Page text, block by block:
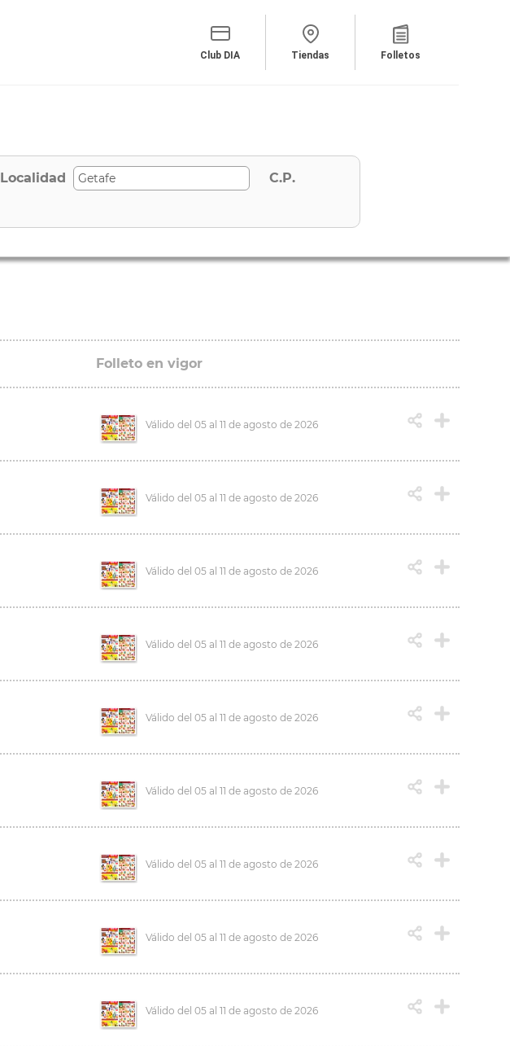
Club DIA Tiendas Folletos
Localidad C.P.
Folleto en vigor
Válido del 05 al 11 de agosto de 2026
Válido del 05 al 11 de agosto de 2026
Válido del 05 al 11 de agosto de 2026
Válido del 05 al 11 de agosto de 2026
Válido del 05 al 11 de agosto de 2026
Válido del 05 al 11 de agosto de 2026
Válido del 05 al 11 de agosto de 2026
Válido del 05 al 11 de agosto de 2026
Válido del 05 al 11 de agosto de 2026